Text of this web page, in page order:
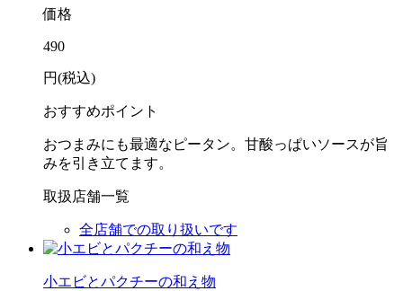
価格
490
円(税込)
おすすめポイント
おつまみにも最適なピータン。甘酸っぱいソースが旨
みを引き立てます。
取扱店舗一覧
全店舗での取り扱いです
小エビとパクチーの和え物